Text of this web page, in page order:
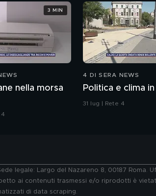
nella morsa
3 MIN
4 DI SERA NEWS
Politica e clima in
31 lug | Rete 4
legale: Largo del Nazareno 8, 00187
ai contenuti trasmessi e/o riprodotti è
di data scraping.